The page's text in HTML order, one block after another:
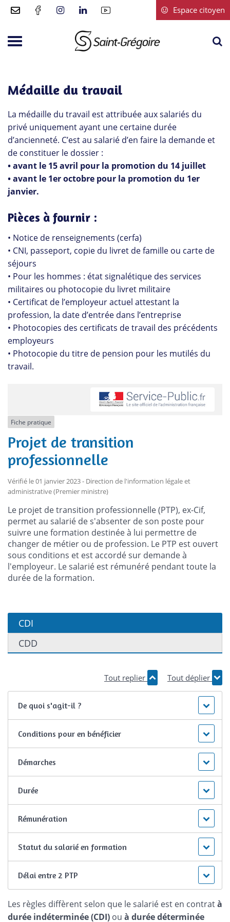
Gestion des traceurs
Espace citoyen
Aller
Médaille du travail
La médaille du travail est attribuée aux salariés du
privé uniquement ayant une certaine durée
d’ancienneté. C’est au salarié d’en faire la demande et
de constituer le dossier :
• avant le 15 avril pour la promotion du 14 juillet
• avant le 1er octobre pour la promotion du 1er
janvier.
Pièces à fournir :
• Notice de renseignements (cerfa)
• CNI, passeport, copie du livret de famille ou carte de
séjours
• Pour les hommes : état signalétique des services
militaires ou photocopie du livret militaire
• Certificat de l’employeur actuel attestant la
profession, la date d’entrée dans l’entreprise
• Photocopies des certificats de travail des précédents
employeurs
• Photocopie du titre de pension pour les mutilés du
travail.
Fiche pratique
Projet de transition
professionnelle
Vérifié le 01 janvier 2023 - Direction de l'information légale et
administrative (Premier ministre)
Le projet de transition professionnelle (PTP), ex-Cif,
permet au salarié de s'absenter de son poste pour
suivre une formation destinée à lui permettre de
changer de métier ou de profession. Le PTP est ouvert
sous conditions et est accordé sur demande à
l'employeur. Le salarié est rémunéré pendant toute la
durée de la formation.
CDI
CDD
Tout replier Tout déplier
De quoi s'agit-il ?
Conditions pour en bénéficier
Démarches
Durée
Rémunération
Statut du salarié en formation
Délai entre 2 PTP
Les règles diffèrent selon que le salarié est en contratà
durée indéterminée (CDI) ou à durée déterminée